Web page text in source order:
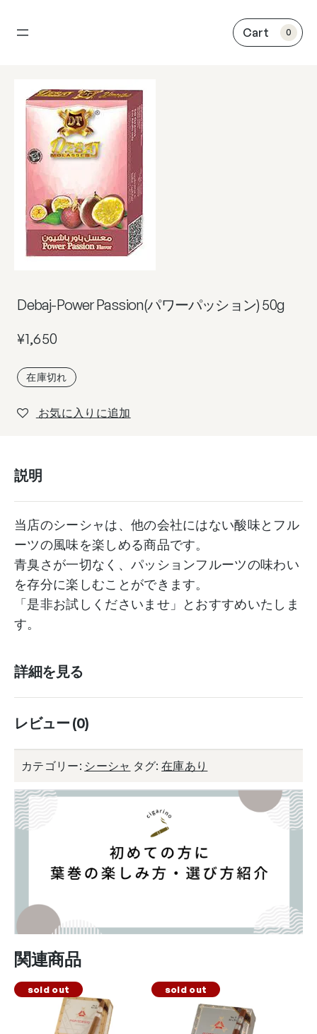
容
0
Debaj-Power Passion(パワーパッション) 50g
¥1,650
在庫切れ
お気に入りに追加
説明
当店のシーシャは、他の会社にはない酸味とフル
ーツの風味を楽しめる商品です。
青臭さが一切なく、パッションフルーツの味わい
を存分に楽しむことができます。
「是非お試しくださいませ」とおすすめいたしま
す。
詳細を見る
レビュー (0)
カテゴリー: シーシャ タグ:在庫あり
関連商品
sold out sold out